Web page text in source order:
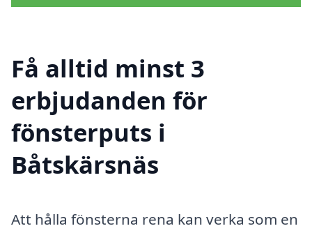
Få alltid minst 3
erbjudanden för
fönsterputs i
Båtskärsnäs
Att hålla fönsterna rena kan verka som en